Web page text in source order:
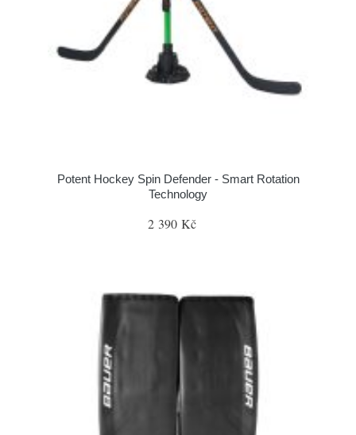
Potent Hockey Spin Defender - Smart Rotation
Technology
2 390 Kč